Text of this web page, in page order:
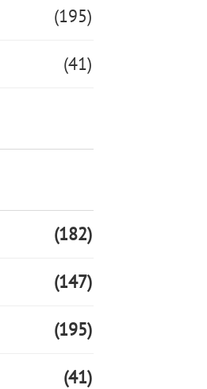
(195)
(41)
(182)
(147)
(195)
(41)